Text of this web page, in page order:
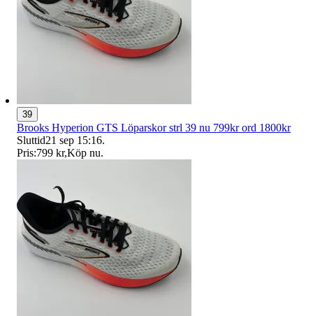
39
Brooks Hyperion GTS Löparskor strl 39 nu 799kr ord 1800kr
Sluttid21 sep 15:16.
Pris:799 kr,Köp nu.